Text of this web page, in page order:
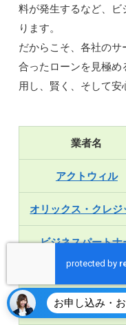
料が発生するなど、
ります。
だからこそ、各社の
合ったローンを見極
用し、賢く、そして安
業者名
アクトウィル
オリックス・クレジ
ビジネスパートナ
AGビジネスサポ